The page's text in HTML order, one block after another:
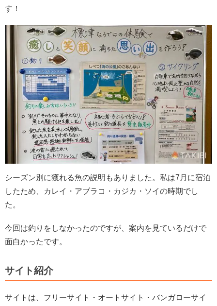
す！
シーズン別に獲れる魚の説明もありました。私は7月に宿泊
したため、カレイ・アブラコ・カジカ・ソイの時期でし
た。
今回は釣りをしなかったのですが、案内を見ているだけで
面白かったです。
サイト紹介
サイトは、フリーサイト・オートサイト・バンガローサイ